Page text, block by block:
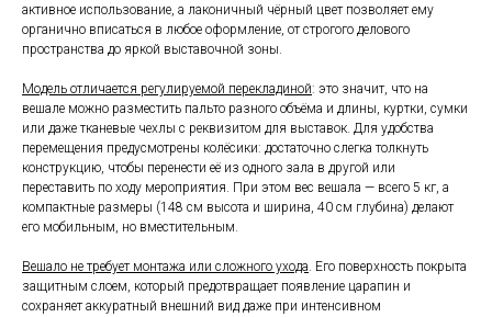
активное использование, а лаконичный чёрный цвет позволяет ему
органично вписаться в любое оформление, от строгого делового
пространства до яркой выставочной зоны.
Модель отличается регулируемой перекладиной: это значит, что на
вешале можно разместить пальто разного объёма и длины, куртки, сумки
или даже тканевые чехлы с реквизитом для выставок. Для удобства
перемещения предусмотрены колёсики: достаточно слегка толкнуть
конструкцию, чтобы перенести её из одного зала в другой или
переставить по ходу мероприятия. При этом вес вешала — всего 5 кг, а
компактные размеры (148 см высота и ширина, 40 см глубина) делают
его мобильным, но вместительным.
Вешало не требует монтажа или сложного ухода . Его поверхность покрыта
защитным слоем, который предотвращает появление царапин и
сохраняет аккуратный внешний вид даже при интенсивном